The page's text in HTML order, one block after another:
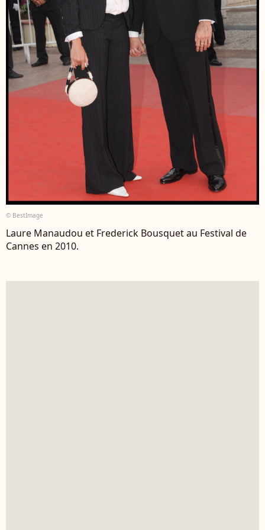
© BestImage
Laure Manaudou et Frederick Bousquet au Festival de
Cannes en 2010.